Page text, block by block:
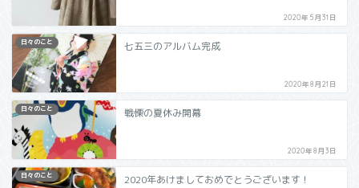
2020年5月31日
日々のこと 七五三のアルバム完成
2020年8月21日
日々のこと 戦慄の夏休み開幕
2020年8月3日
日々のこと 2020年あけましておめでとうございます！